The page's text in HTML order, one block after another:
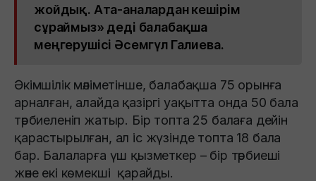
жойдық. Ата-аналардан кешірім
сұраймыз» деді балабақша
меңгерушісі Әсемгүл Галиева.
Әкімшілік мәліметінше, балабақша 75 орынға
арналған, алайда қазіргі уақытта онда 50 бала
тәрбиеленіп жатыр. Бір топта 25 балаға дейін
қарастырылған, ал іс жүзінде топта 18 бала
бар. Балаларға үш қызметкер – бір тәрбиеші
және екі көмекші қарайды.